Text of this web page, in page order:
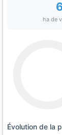
ha de
Évolution de la